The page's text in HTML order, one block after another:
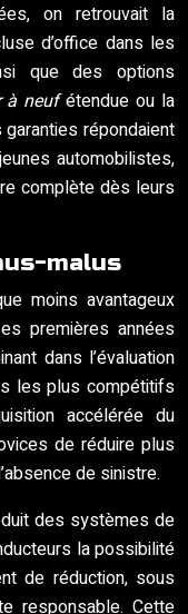
on retrouvait la
d’office dans les
que des options
à neufétendue ou la
répondaient
automobilistes,
complète dès leurs
malus
moins avantageux
premières années
dans l’évaluation
les plus compétitifs
accélérée du
de réduire plus
de sinistre.
des systèmes de
la possibilité
de réduction, sous
responsable. Cette